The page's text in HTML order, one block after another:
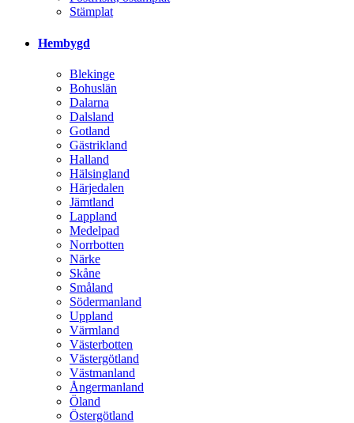
Stämplat
Hembygd
Blekinge
Bohuslän
Dalarna
Dalsland
Gotland
Gästrikland
Halland
Hälsingland
Härjedalen
Jämtland
Lappland
Medelpad
Norrbotten
Närke
Skåne
Småland
Södermanland
Uppland
Värmland
Västerbotten
Västergötland
Västmanland
Ångermanland
Öland
Östergötland